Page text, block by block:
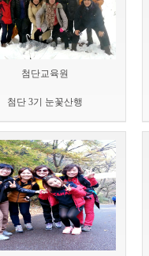
첨단교육원
첨단 3기 눈꽃산행